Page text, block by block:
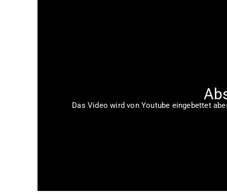
Das Video wird von Youtube eingebettet